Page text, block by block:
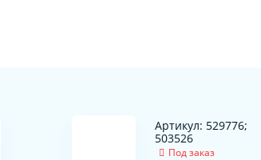
Артикул: 529776;
503526
Под заказ